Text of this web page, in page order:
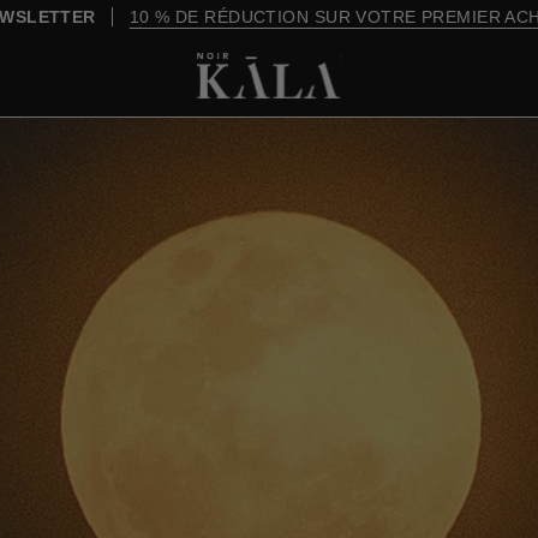
10 % DE RÉDUCTION SUR VOTRE PREMIER